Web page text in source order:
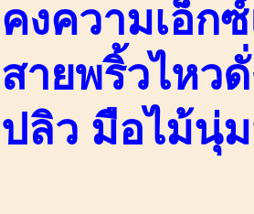
คงความเอ็ก
สายพริ้วไหว
ปลิว มือไม้นุ่